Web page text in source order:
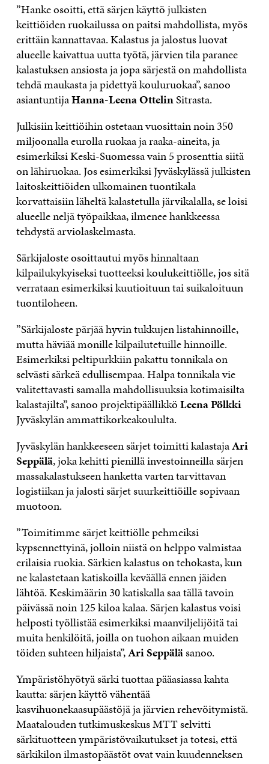
”Hanke osoitti, että särjen käyttö julkisten
keittiöiden ruokailussa on paitsi mahdollista, myös
erittäin kannattavaa. Kalastus ja jalostus luovat
alueelle kaivattua uutta työtä, järvien tila paranee
kalastuksen ansiosta ja jopa särjestä on mahdollista
tehdä maukasta ja pidettyä kouluruokaa”, sanoo
asiantuntijaHanna-Leena OttelinSitrasta.
Julkisiin keittiöihin ostetaan vuosittain noin 350
miljoonalla eurolla ruokaa ja raaka-aineita, ja
esimerkiksi Keski-Suomessa vain 5 prosenttia siitä
on lähiruokaa. Jos esimerkiksi Jyväskylässä julkisten
laitoskeittiöiden ulkomainen tuontikala
korvattaisiin läheltä kalastetulla järvikalalla, se loisi
alueelle neljä työpaikkaa, ilmenee hankkeessa
tehdystä arviolaskelmasta.
Särkijaloste osoittautui myös hinnaltaan
kilpailukykyiseksi tuotteeksi koulukeittiölle, jos sitä
verrataan esimerkiksi kuutioituun tai suikaloituun
tuontiloheen.
”Särkijaloste pärjää hyvin tukkujen listahinnoille,
mutta häviää monille kilpailutetuille hinnoille.
Esimerkiksi peltipurkkiin pakattu tonnikala on
selvästi särkeä edullisempaa. Halpa tonnikala vie
valitettavasti samalla mahdollisuuksia kotimaisilta
kalastajilta”, sanoo projektipäällikköLeena Pölkki
Jyväskylän ammattikorkeakoululta.
Jyväskylän hankkeeseen särjet toimitti kalastajaAri
Seppälä, joka kehitti pienillä investoinneilla särjen
massakalastukseen hanketta varten tarvittavan
logistiikan ja jalosti särjet suurkeittiöille sopivaan
muotoon.
”Toimitimme särjet keittiölle pehmeiksi
kypsennettyinä, jolloin niistä on helppo valmistaa
erilaisia ruokia. Särkien kalastus on tehokasta, kun
ne kalastetaan katiskoilla keväällä ennen jäiden
lähtöä. Keskimäärin 30 katiskalla saa tällä tavoin
päivässä noin 125 kiloa kalaa. Särjen kalastus voisi
helposti työllistää esimerkiksi maanviljelijöitä tai
muita henkilöitä, joilla on tuohon aikaan muiden
töiden suhteen hiljaista”,Ari Seppäläsanoo.
Ympäristöhyötyä särki tuottaa pääasiassa kahta
kautta: särjen käyttö vähentää
kasvihuonekaasupäästöjä ja järvien rehevöitymistä.
Maatalouden tutkimuskeskus MTT selvitti
särkituotteen ympäristövaikutukset ja totesi, että
särkikilon ilmastopäästöt ovat vain kuudenneksen